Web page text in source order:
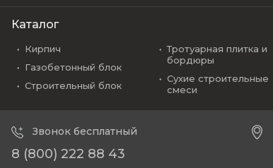
Каталог
Кирпич
Газобетонный блок
Строительный блок
Тротуарная плитка и
бордюры
Сухие строительные
смеси
Звонок бесплатный
8 (800) 222 88 43